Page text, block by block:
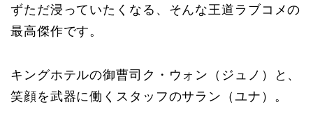
ずただ浸っていたくなる、そんな王道ラブコメの
最高傑作です。
キングホテルの御曹司ク・ウォン（ジュノ）と、
笑顔を武器に働くスタッフのサラン（ユナ）。